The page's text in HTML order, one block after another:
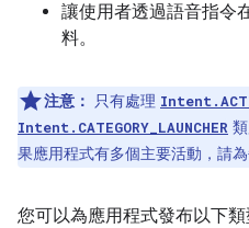
讓使用者透過語音指令
料。
注意： 只有處理
Intent.CATEGORY_LAUNCHER
果應用程式有多個主要活動，請
您可以為應用程式發布以下類